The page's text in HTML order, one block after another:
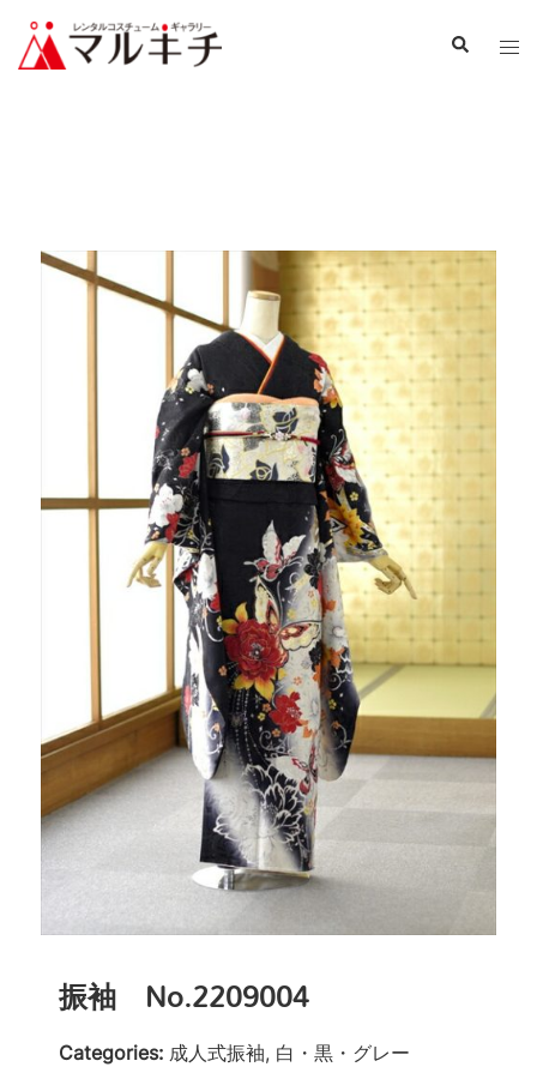
振袖 No.2209004
Categories: 成人式振袖, 白・黒・グレー